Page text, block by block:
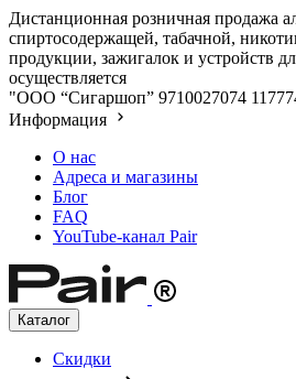
Дистанционная розничная продажа
спиртосодержащей, табачной,
продукции, зажигалок и устройств
осуществляется
"ООО “Сигаршоп” 9710027074
Информация
О нас
Адреса и магазины
Блог
FAQ
YouTube-канал Pair
Каталог
Скидки